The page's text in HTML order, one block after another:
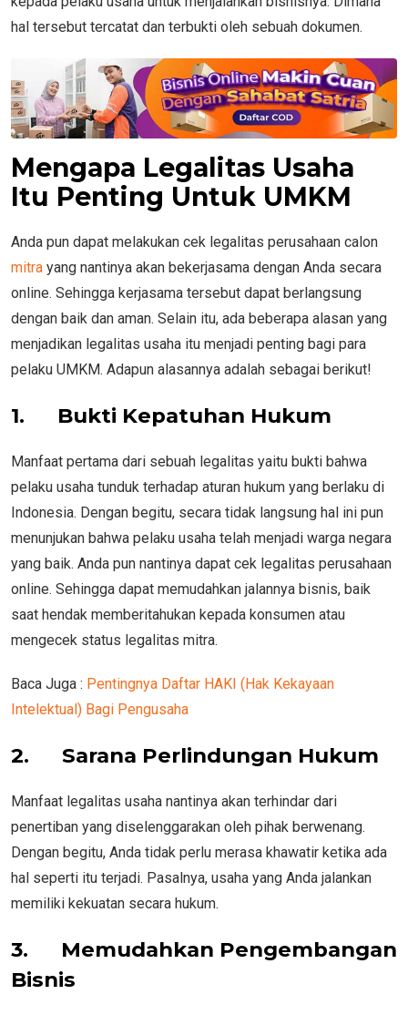
hal tersebut tercatat dan terbukti oleh sebuah dokumen.
Mengapa Legalitas Usaha
Itu Penting Untuk UMKM
Anda pun dapat melakukan cek legalitas perusahaan calon
mitra yang nantinya akan bekerjasama dengan Anda secara
online. Sehingga kerjasama tersebut dapat berlangsung
dengan baik dan aman. Selain itu, ada beberapa alasan yang
menjadikan legalitas usaha itu menjadi penting bagi para
pelaku UMKM. Adapun alasannya adalah sebagai berikut!
1. Bukti Kepatuhan Hukum
Manfaat pertama dari sebuah legalitas yaitu bukti bahwa
pelaku usaha tunduk terhadap aturan hukum yang berlaku di
Indonesia. Dengan begitu, secara tidak langsung hal ini pun
menunjukan bahwa pelaku usaha telah menjadi warga negara
yang baik. Anda pun nantinya dapat cek legalitas perusahaan
online. Sehingga dapat memudahkan jalannya bisnis, baik
saat hendak memberitahukan kepada konsumen atau
mengecek status legalitas mitra.
Baca Juga : Pentingnya Daftar HAKI (Hak Kekayaan
Intelektual) Bagi Pengusaha
2. Sarana Perlindungan Hukum
Manfaat legalitas usaha nantinya akan terhindar dari
penertiban yang diselenggarakan oleh pihak berwenang.
Dengan begitu, Anda tidak perlu merasa khawatir ketika ada
hal seperti itu terjadi. Pasalnya, usaha yang Anda jalankan
memiliki kekuatan secara hukum.
3.
Memudahkan Pengembangan
Bisnis